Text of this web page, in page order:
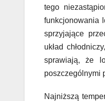
tego
funkcjonowania
sprzyjające
układ
sprawiają, że
poszczególnymi
Najniższą